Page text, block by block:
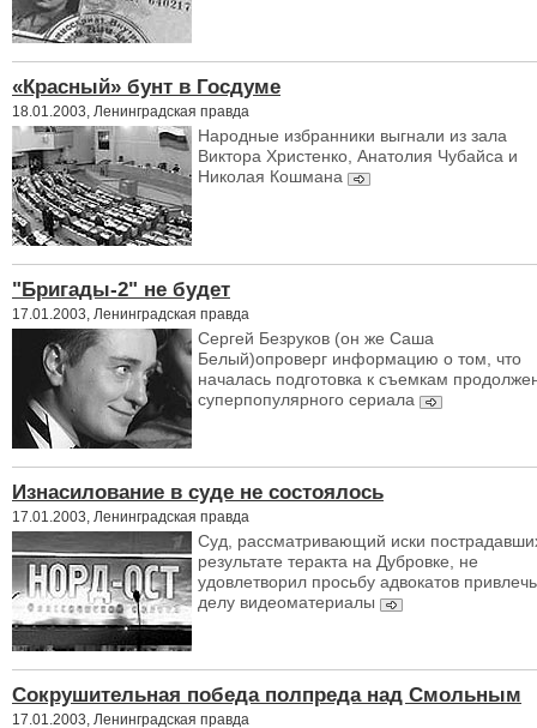
«Красный» бунт в Госдуме
18.01.2003, Ленинградская правда
Народные избранники выгнали из зала
Виктора Христенко, Анатолия Чубайса и
Николая Кошмана
"Бригады-2" не будет
17.01.2003, Ленинградская правда
Сергей Безруков (он же Саша
Белый)опроверг информацию о том, что
началась подготовка к съемкам
суперпопулярного сериала
Изнасилование в суде не состоялось
17.01.2003, Ленинградская правда
Суд, рассматривающий иски
результате теракта на Дубровке, не
удовлетворил просьбу адвокатов
делу видеоматериалы
Сокрушительная победа полпреда над Смольным
17.01.2003, Ленинградская правда